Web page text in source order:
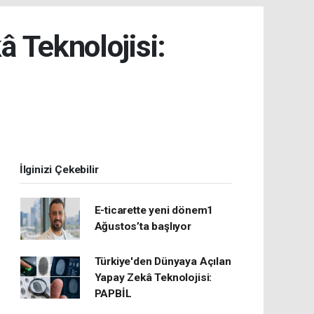
Teknolojisi:
İlginizi Çekebilir
E-ticarette yeni dönem1
Ağustos’ta başlıyor
Türkiye'den Dünyaya Açılan
Yapay Zekâ Teknolojisi:
PAPBİL